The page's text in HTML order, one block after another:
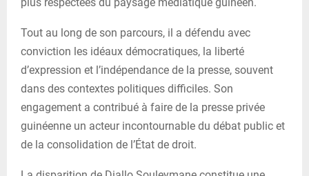
Tout au long de son parcours, il a défendu avec
conviction les idéaux démocratiques, la liberté
d’expression et l’indépendance de la presse, souvent
dans des contextes politiques difficiles. Son
engagement a contribué à faire de la presse privée
guinéenne un acteur incontournable du débat public et
de la consolidation de l’État de droit.